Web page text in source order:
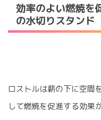
効率のよい燃焼を
の水切りスタンド
ロストルは薪の下に空間
して燃焼を促進する効果